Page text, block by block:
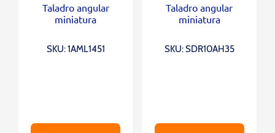
Taladro angular
miniatura
SKU: 1AML1451
Taladro angular
miniatura
SKU: SDR10AH35